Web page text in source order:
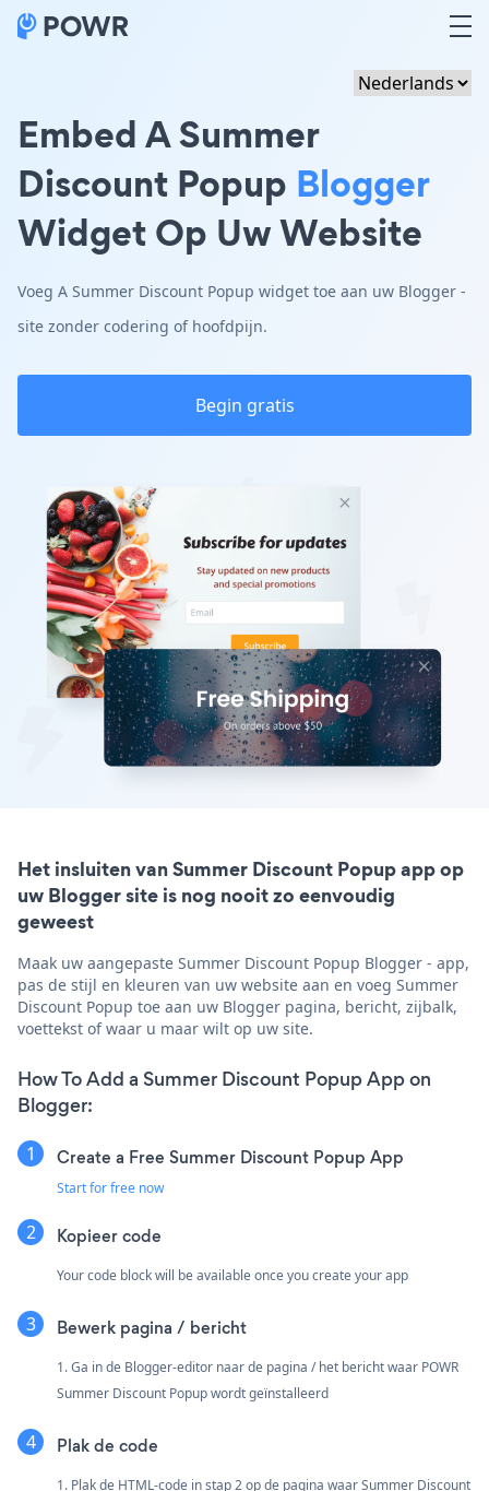
Embed A Summer
Discount Popup Blogger
Widget Op Uw Website
Voeg A Summer Discount Popup widget toe aan uw Blogger -
site zonder codering of hoofdpijn.
Begin gratis
Het insluiten van Summer Discount Popup app op
uw Blogger site is nog nooit zo eenvoudig
geweest
Maak uw aangepaste Summer Discount Popup Blogger - app,
pas de stijl en kleuren van uw website aan en voeg Summer
Discount Popup toe aan uw Blogger pagina, bericht, zijbalk,
voettekst of waar u maar wilt op uw site.
How To Add a Summer Discount Popup App on
Blogger:
Create a Free Summer Discount Popup App
Start for free now
Kopieer code
Your code block will be available once you create your app
Bewerk pagina / bericht
1. Ga in de Blogger-editor naar de pagina / het bericht waar POWR
Summer Discount Popup wordt geïnstalleerd
Plak de code
1. Plak de HTML-code in stap 2 op de pagina waar Summer Discount